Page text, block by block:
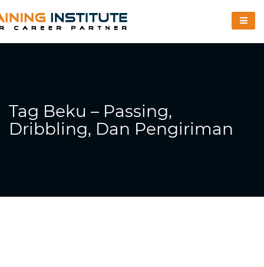
Tag Beku – Passing,
Dribbling, Dan Pengiriman